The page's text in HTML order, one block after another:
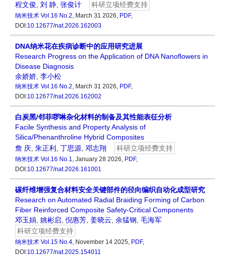
程文俊, 刘 静, 张俊计 科研立项经费支持
纳米技术 Vol.16 No.2, March 31 2026, PDF,
DOI:10.12677/nat.2026.162003
DNA纳米花在疾病诊断中的应用研究进展
Research Progress on the Application of DNA Nanoflowers in
Disease Diagnosis
余娇娇, 李小松
纳米技术 Vol.16 No.2, March 31 2026, PDF,
DOI:10.12677/nat.2026.162002
白炭黑/邻菲啰啉杂化材料的制备及其性能表征分析
Facile Synthesis and Property Analysis of
Silica/Phenanthroline Hybrid Composites
詹 庆, 朱正利 , 丁思源, 邓志翔 科研立项经费支持
纳米技术 Vol.16 No.1, January 28 2026, PDF,
DOI:10.12677/nat.2026.161001
碳纤维增强复合材料安全关键部件的径向编织自动化成型研究
Research on Automated Radial Braiding Forming of Carbon
Fiber Reinforced Composite Safety-Critical Components
邓玉娟, 姚彬启, 倪惠芳, 姜晓云, 余猛钢, 毛海军
科研立项经费支持
纳米技术 Vol.15 No.4, November 14 2025, PDF,
DOI:10.12677/nat.2025.154011